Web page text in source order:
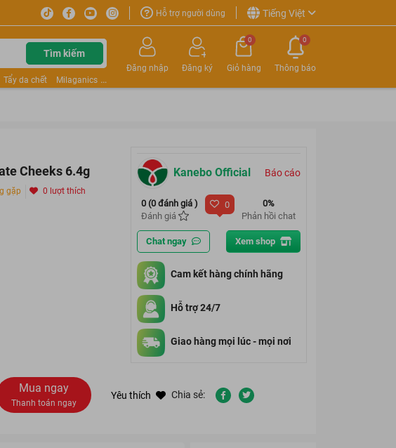
Hỗ trợ người dùng Tiếng Việt
Tìm kiếm
Tẩy da chết
Milaganics
Đăng nhập Đăng ký
0
Giỏ hàng Thông báo
0
Cheeks 6.4g
gặp 0 lượt thích
Kanebo Official Báo cáo
0 (0 đánh giá )
Đánh giá
0
0%
Phản hồi chat
Chat ngay Xem shop
Cam kết hàng chính hãng
Hỗ trợ 24/7
Giao hàng mọi lúc - mọi nơi
Mua ngay
Thanh toán ngay
Yêu thích Chia sẻ: